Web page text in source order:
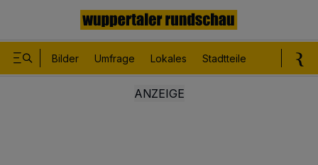
Bilder Umfrage Lokales Stadtteile